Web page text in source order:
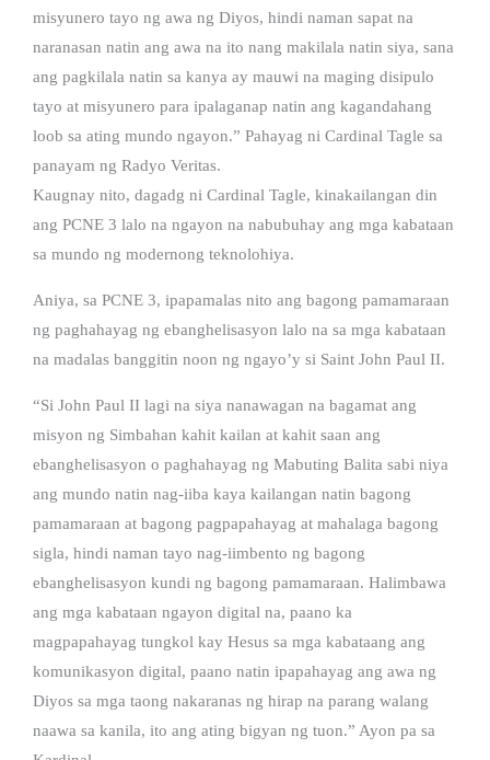
misyunero tayo ng awa ng Diyos, hindi naman sapat na
naranasan natin ang awa na ito nang makilala natin siya, sana
ang pagkilala natin sa kanya ay mauwi na maging disipulo
tayo at misyunero para ipalaganap natin ang kagandahang
loob sa ating mundo ngayon.” Pahayag ni Cardinal Tagle sa
panayam ng Radyo Veritas.
Kaugnay nito, dagadg ni Cardinal Tagle, kinakailangan din
ang PCNE 3 lalo na ngayon na nabubuhay ang mga kabataan
sa mundo ng modernong teknolohiya.
Aniya, sa PCNE 3, ipapamalas nito ang bagong pamamaraan
ng paghahayag ng ebanghelisasyon lalo na sa mga kabataan
na madalas banggitin noon ng ngayo’y si Saint John Paul II.
“Si John Paul II lagi na siya nanawagan na bagamat ang
misyon ng Simbahan kahit kailan at kahit saan ang
ebanghelisasyon o paghahayag ng Mabuting Balita sabi niya
ang mundo natin nag-iiba kaya kailangan natin bagong
pamamaraan at bagong pagpapahayag at mahalaga bagong
sigla, hindi naman tayo nag-iimbento ng bagong
ebanghelisasyon kundi ng bagong pamamaraan. Halimbawa
ang mga kabataan ngayon digital na, paano ka
magpapahayag tungkol kay Hesus sa mga kabataang ang
komunikasyon digital, paano natin ipapahayag ang awa ng
Diyos sa mga taong nakaranas ng hirap na parang walang
naawa sa kanila, ito ang ating bigyan ng tuon.” Ayon pa sa